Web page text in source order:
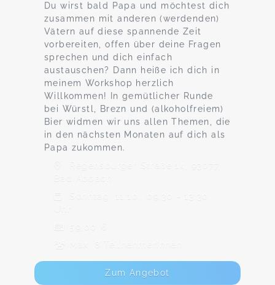
Du wirst bald Papa und möchtest dich
zusammen mit anderen (werdenden)
Vätern auf diese spannende Zeit
vorbereiten, offen über deine Fragen
sprechen und dich einfach
austauschen? Dann heiße ich dich in
meinem Workshop herzlich
Willkommen! In gemütlicher Runde
bei Würstl, Brezn und (alkoholfreiem)
Bier widmen wir uns allen Themen, die
in den nächsten Monaten auf dich als
Papa zukommen.
Regensburger Straße 14, 93077
Sonntag, 11.10., 09:30 - 13:30
59,00 €
Max. 8 TeilnehmerInnen
Zum Angebot